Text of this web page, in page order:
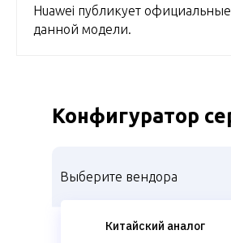
Huawei публикует официальные
данной модели.
Выберите вендора
Конфигуратор